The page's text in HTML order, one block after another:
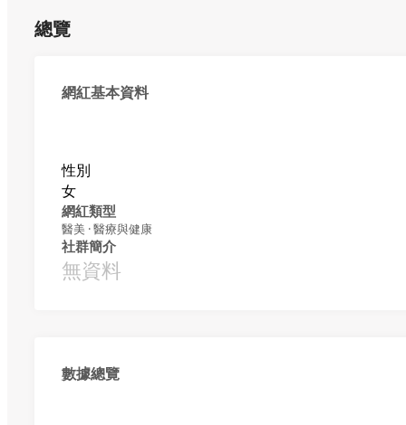
總覽
網紅基本資料
性別
女
網紅類型
醫美 · 醫療與健康
社群簡介
無資料
數據總覽